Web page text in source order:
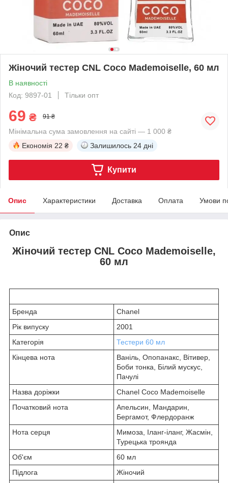
Жіночий тестер CNL Coco Mademoiselle, 60 мл
В наявності
Код: 9897-01
Тільки опт
69 ₴ 91 ₴
Мінімальна сума замовлення на сайті — 1 000 ₴
Економія 22 ₴ Залишилось 24 дні
Купити
Опис Характеристики Доставка Оплата Умови
Опис
Жіночий тестер CNL Coco Mademoiselle,
60 мл
Бренда
Chanel
Рік випуску
2001
Категорія
Тестери 60 мл
Кінцева нота
Ваніль, Опопанакс, Вітивер,
Боби тонка, Білий мускус,
Пачулі
Назва доріжки
Chanel Coco Mademoiselle
Початковий нота
Апельсин, Мандарин,
Бергамот, Флердоранж
Нота серця
Мимоза, Іланг-іланг, Жасмін,
Турецька троянда
Об'єм
60 мл
Підлога
Жіночий